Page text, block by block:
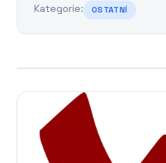
Kategorie:
OSTATNÍ